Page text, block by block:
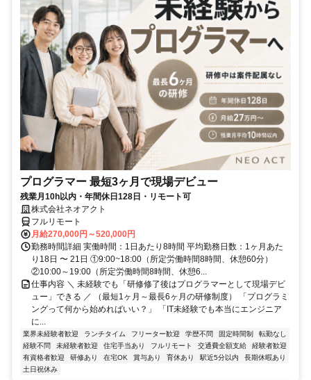
プログラマー 最短3ヶ月で現場デビュー
残業月10h以内・年間休日128日・リモート可
株式会社ネオアクト
フルリモート
月給270,000円～520,000円
勤務時間詳細 実働時間：1日あたり8時間 平均勤務日数：1ヶ月あた
り18日 〜 21日 ①9:00~18:00（所定労働時間8時間、休憩60分）
②10:00～19:00（所定労働時間8時間、休憩6...
仕事内容 ＼ 未経験でも「研修修了後はプログラマーとして現場デビ
ュー」できる ／ （最短1ヶ月～最長6ヶ月の研修制度） 「プログラミ
ングって何から始めればいい？」 「IT未経験でも本当にエンジニア
に...
業界未経験者歓迎 ランチタイム フリーター歓迎 学歴不問 固定時間制
転勤なし
経験不問
未経験者歓迎 住宅手当あり フルリモート 交通費全額支給
経験者歓迎
有資格者歓迎
研修あり 在宅OK 賞与あり 育休あり 駅近5分以内
長期休暇あり
土日祝休み